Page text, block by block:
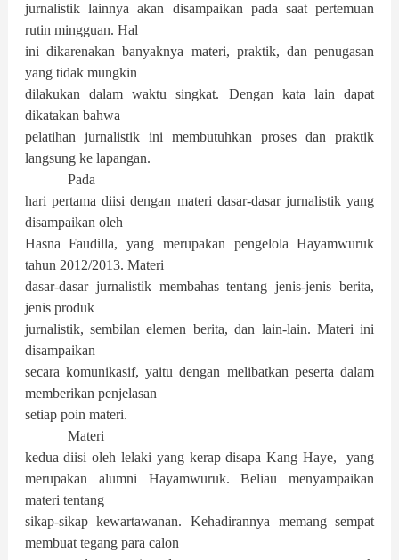
jurnalistik lainnya akan disampaikan pada saat pertemuan
rutin mingguan. Hal
ini dikarenakan banyaknya materi, praktik, dan penugasan
yang tidak mungkin
dilakukan dalam waktu singkat. Dengan kata lain dapat
dikatakan bahwa
pelatihan jurnalistik ini membutuhkan proses dan praktik
langsung ke lapangan.
Pada
hari pertama diisi dengan materi dasar-dasar jurnalistik yang
disampaikan oleh
Hasna Faudilla, yang merupakan pengelola Hayamwuruk
tahun 2012/2013. Materi
dasar-dasar jurnalistik membahas tentang jenis-jenis berita,
jenis produk
jurnalistik, sembilan elemen berita, dan lain-lain. Materi ini
disampaikan
secara komunikasif, yaitu dengan melibatkan peserta dalam
memberikan penjelasan
setiap poin materi.
Materi
kedua diisi oleh lelaki yang kerap disapa Kang Haye, yang
merupakan alumni Hayamwuruk. Beliau menyampaikan
materi tentang
sikap-sikap kewartawanan. Kehadirannya memang sempat
membuat tegang para calon